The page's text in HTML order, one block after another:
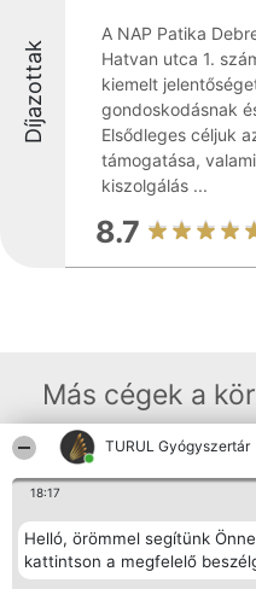
TURUL Gyógyszertár
18:17
Helló, örömmel segítünk
kattintson a megfelelő
Díjazottak
A NAP Patika
Hatvan utca 1.
kiemelt
gondoskodásnak
Elsődleges céljuk
támogatása,
kiszolgálás ...
8.7
Más cégek a
Rangsorszervező
SC Beautiful Company S.R.L.
Sus Nr. 2, Bl. A30, Sc. A, Et.
4, Ap. 13
Bukarest 53-238
Adószám 36737675